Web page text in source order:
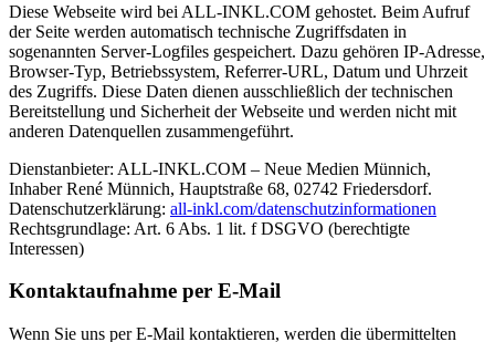
Diese Webseite wird bei ALL-INKL.COM gehostet. Beim Aufruf
der Seite werden automatisch technische Zugriffsdaten in
sogenannten Server-Logfiles gespeichert. Dazu gehören IP-Adresse,
Browser-Typ, Betriebssystem, Referrer-URL, Datum und Uhrzeit
des Zugriffs. Diese Daten dienen ausschließlich der technischen
Bereitstellung und Sicherheit der Webseite und werden nicht mit
anderen Datenquellen zusammengeführt.
Dienstanbieter: ALL-INKL.COM – Neue Medien Münnich,
Inhaber René Münnich, Hauptstraße 68, 02742 Friedersdorf.
Datenschutzerklärung: all-inkl.com/datenschutzinformationen
Rechtsgrundlage: Art. 6 Abs. 1 lit. f DSGVO (berechtigte
Interessen)
Kontaktaufnahme per E-Mail
Wenn Sie uns per E-Mail kontaktieren, werden die übermittelten